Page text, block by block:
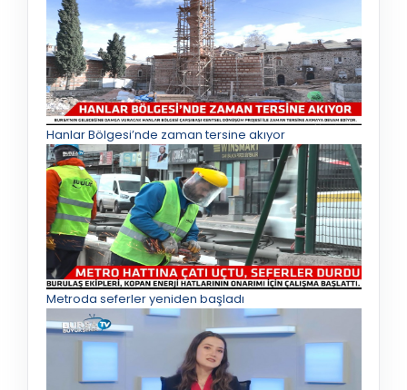
Hanlar Bölgesi’nde zaman tersine akıyor
Metroda seferler yeniden başladı